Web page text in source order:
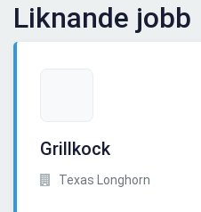
Liknande jobb
Grillkock
Texas Longhorn